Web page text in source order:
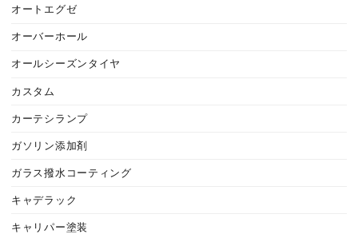
オートエグゼ
オーバーホール
オールシーズンタイヤ
カスタム
カーテシランプ
ガソリン添加剤
ガラス撥水コーティング
キャデラック
キャリパー塗装